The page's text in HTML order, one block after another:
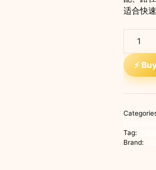
适合快
蛇
战
斗
谜
Unity
完
整
⚡
Tag:
Brand: